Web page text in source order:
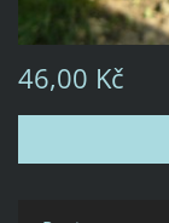
46,00 Kč